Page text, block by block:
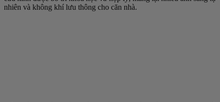
nhiên và không khí lưu thông cho căn nhà.